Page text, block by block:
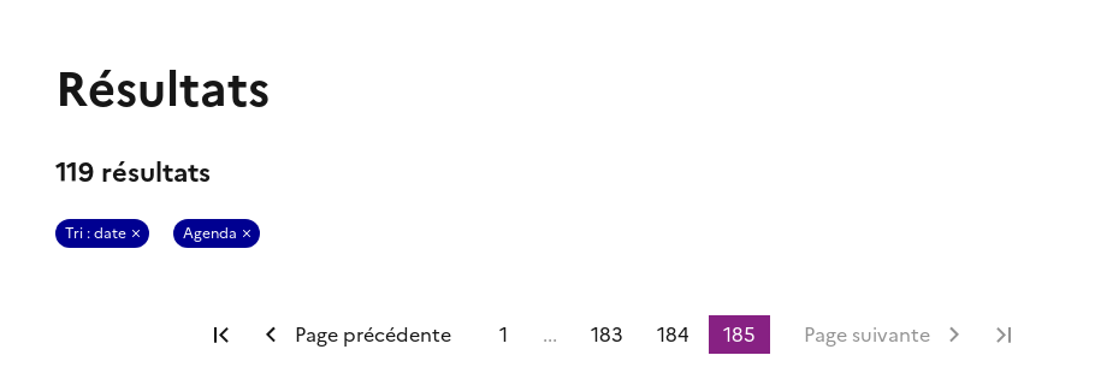
Résultats
119 résultats
Tri : date Agenda
Première page
Page précédente 1 ... 183 184 185 Page suivante